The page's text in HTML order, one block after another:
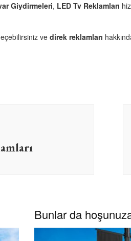
Giydirmeleri, LED Tv Reklamları
vedirek reklamları
Bunlar da